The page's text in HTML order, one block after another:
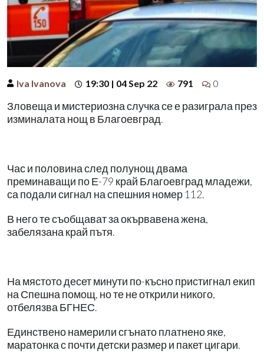
Iva Ivanova 19:30 | 04 Sep 22 791 0
Зловеща и мистериозна случка се е разиграла през
изминалата нощ в Благоевград.
Час и половина след полунощ двама
преминаващи по Е-79 край Благоевград младежи,
са подали сигнал на спешния номер 112.
В него те съобщават за окървавена жена,
забелязана край пътя.
На мястото десет минути по-късно пристигнал екип
на Спешна помощ, но те не открили никого,
отбелязва БГНЕС.
Единствено намерили сгънато платнено яке,
маратонка с почти детски размер и пакет цигари.